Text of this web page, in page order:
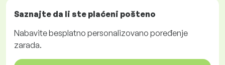
Saznajte da li ste plaćeni pošteno
Nabavitebesplatno personalizovano poređenje
zarada.